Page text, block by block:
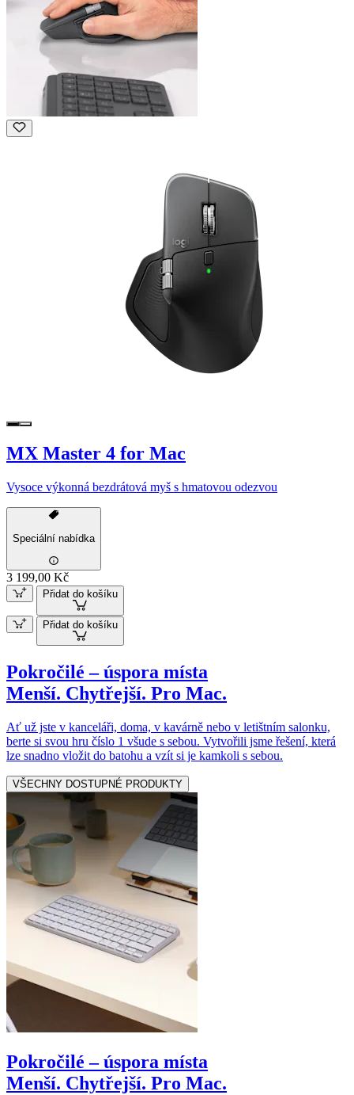
MX Master 4 for Mac
Vysoce výkonná bezdrátová myš s hmatovou odezvou
Speciální nabídka
3 199,00 Kč
Přidat do košíku
Přidat do košíku
Pokročilé – úspora místa
Menší. Chytřejší. Pro Mac.
Ať už jste v kanceláři, doma, v kavárně nebo v letištním salonku,
berte si svou hru číslo 1 všude s sebou. Vytvořili jsme řešení, která
lze snadno vložit do batohu a vzít si je kamkoli s sebou.
VŠECHNY DOSTUPNÉ PRODUKTY
Pokročilé – úspora místa
Menší. Chytřejší. Pro Mac.